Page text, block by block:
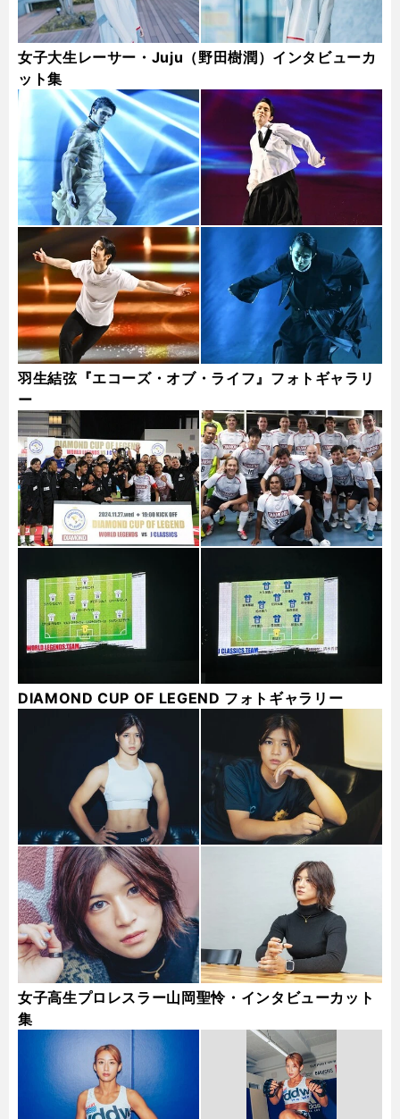
女子大生レーサー・Juju（野田樹潤）インタビューカ
ット集
羽生結弦『エコーズ・オブ・ライフ』フォトギャラリ
ー
DIAMOND CUP OF LEGEND フォトギャラリー
女子高生プロレスラー山岡聖怜・インタビューカット
集